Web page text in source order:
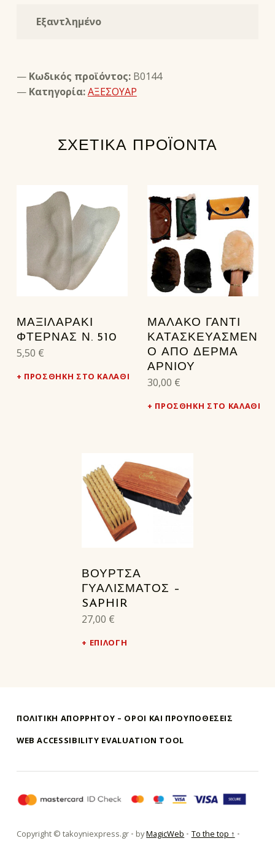
Εξαντλημένο
Κωδικός προϊόντος: B0144
Κατηγορία:ΑΞΕΣΟΥΑΡ
ΣΧΕΤΙΚΆ ΠΡΟΪΌΝΤΑ
ΜΑΞΙΛΑΡΑΚΙ
ΦΤΕΡΝΑΣ Ν. 510
5,50 €
ΠΡΟΣΘΉΚΗ ΣΤΟ ΚΑΛΆΘΙ
ΜΑΛΑΚΌ ΓΆΝΤΙ
ΚΑΤΑΣΚΕΥΑΣΜΈΝ
Ο ΑΠΌ ΔΈΡΜΑ
ΑΡΝΙΟΎ
30,00 €
ΠΡΟΣΘΉΚΗ ΣΤΟ ΚΑΛΆΘΙ
ΒΟΥΡΤΣΑ
ΓΥΑΛΙΣΜΑΤΟΣ –
SAPHIR
27,00 €
ΕΠΙΛΟΓΉ
ΠΟΛΙΤΙΚΗ ΑΠΟΡΡΗΤΟΥ – ΌΡΟΙ ΚΑΙ ΠΡΟΥΠΟΘΕΣΕΙΣ
WEB ACCESSIBILITY EVALUATION TOOL
τακούνι εξπρές αθήνα-takoyni
Copyright © takoyniexpress.gr • byMagicWeb • To the top ↑ •